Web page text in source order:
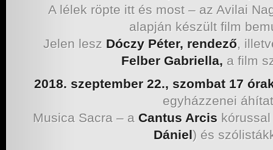
A lélek röpte itt és most – az Avilai
alapján készült film
Jelen lesz Dóczy Péter, rendező,
Felber Gabriella, a film
2018. szeptember 22., szombat 17
egyházzenei
Musica Sacra – a Cantus Arcis
Dániel) és